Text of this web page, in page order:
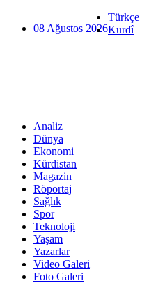
08 Ağustos 2026
Türkçe
Kurdî
Analiz
Dünya
Ekonomi
Kürdistan
Magazin
Röportaj
Sağlık
Spor
Teknoloji
Yaşam
Yazarlar
Video Galeri
Foto Galeri